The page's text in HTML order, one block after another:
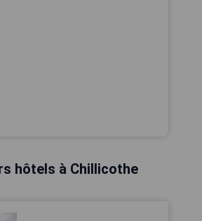
hôtels à Chillicothe